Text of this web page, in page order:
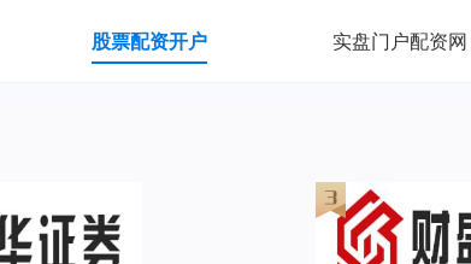
股票配资开户 实盘门户配资网